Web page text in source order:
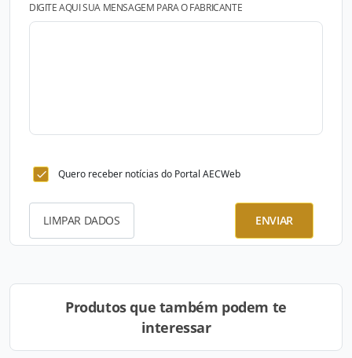
DIGITE AQUI SUA MENSAGEM PARA O FABRICANTE
Quero receber notícias do Portal AECWeb
LIMPAR DADOS ENVIAR
Produtos que também podem te
interessar